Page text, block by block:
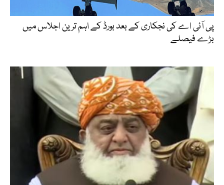
پی آئی اے کی نجکاری کے بعد بورڈ کے اہم ترین اجلاس میں
بڑے فیصلے